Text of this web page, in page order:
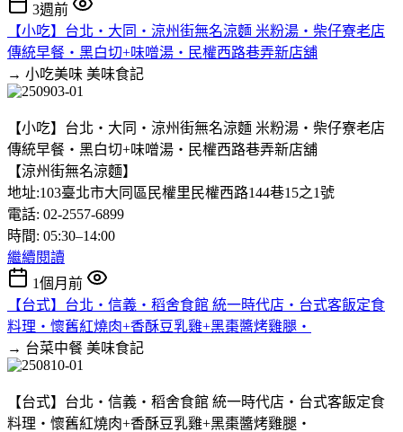
3週前
【小吃】台北‧大同‧涼州街無名涼麵 米粉湯‧柴仔寮老店
傳統早餐‧黑白切+味噌湯‧民權西路巷弄新店舖
→ 小吃美味 美味食記
【小吃】台北‧大同‧涼州街無名涼麵 米粉湯‧柴仔寮老店
傳統早餐‧黑白切+味噌湯‧民權西路巷弄新店舖
【涼州街無名涼麵】
地址:103臺北市大同區民權里民權西路144巷15之1號
電話: 02-2557-6899
時間: 05:30–14:00
繼續閱讀
1個月前
【台式】台北‧信義‧稻舍食館 統一時代店‧台式客飯定食
料理‧懷舊紅燒肉+香酥豆乳雞+黑棗醬烤雞腿‧
→ 台菜中餐 美味食記
【台式】台北‧信義‧稻舍食館 統一時代店‧台式客飯定食
料理‧懷舊紅燒肉+香酥豆乳雞+黑棗醬烤雞腿‧